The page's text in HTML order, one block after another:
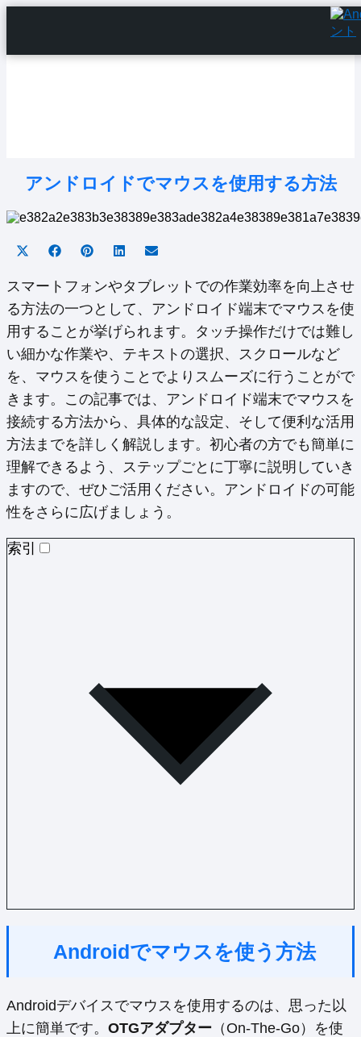
アンドロイドでマウスを使用する方法
Share
X
(Twitter)
Share
Facebook
Share
Pinterest
Share
LinkedInEmail
スマートフォンやタブレットでの作業効率を向上させ
る方法の一つとして、アンドロイド端末でマウスを使
用することが挙げられます。タッチ操作だけでは難し
い細かな作業や、テキストの選択、スクロールなど
を、マウスを使うことでよりスムーズに行うことがで
きます。この記事では、アンドロイド端末でマウスを
接続する方法から、具体的な設定、そして便利な活用
方法までを詳しく解説します。初心者の方でも簡単に
理解できるよう、ステップごとに丁寧に説明していき
ますので、ぜひご活用ください。アンドロイドの可能
性をさらに広げましょう。
索引
Androidでマウスを使う方法
Androidデバイスでマウスを使用するのは、思った以
上に簡単です。 OTGアダプター （On-The-Go）を使